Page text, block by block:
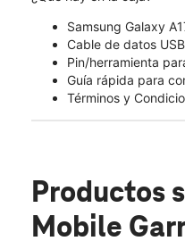
Samsung Galaxy
Cable de datos
Pin/herramienta
Guía rápida para
Términos y
Productos
Mobile